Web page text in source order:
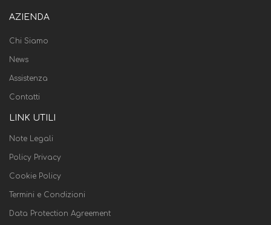
AZIENDA
Chi Siamo
News
Assistenza
Contatti
LINK UTILI
Note Legali
Policy Privacy
Cookie Policy
Termini e Condizioni
Data Protection Agreement